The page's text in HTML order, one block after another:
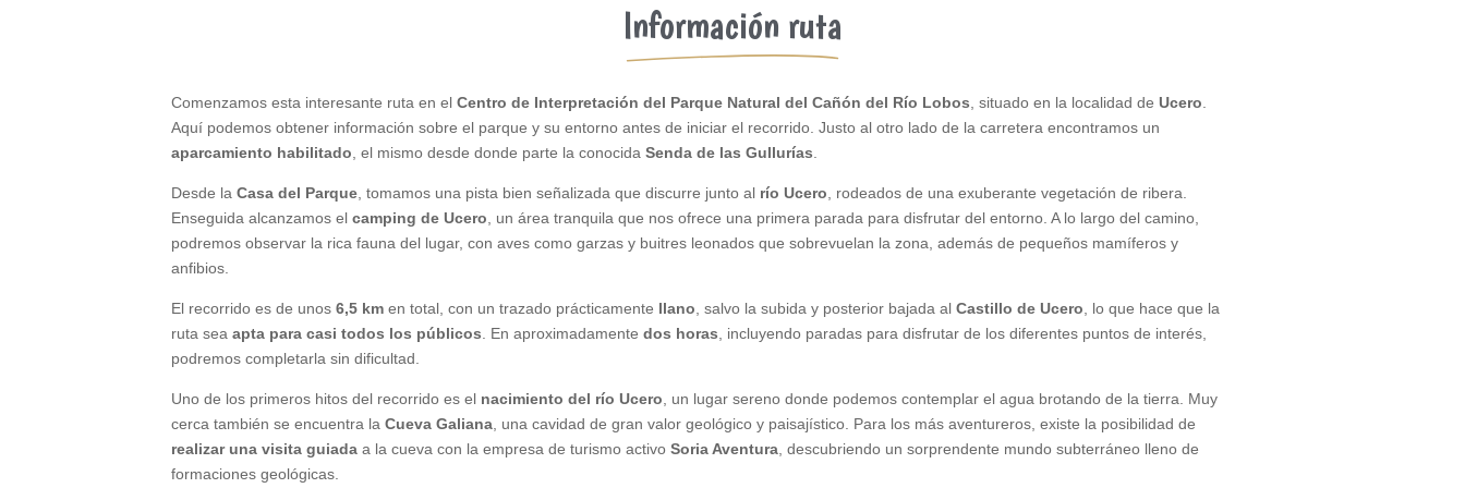
Información ruta
Comenzamos esta interesante ruta en elCentro de Interpretación del Parque Natural del Cañón del Río Lobos , situado en la localidad deUcero
Aquí podemos obtener información sobre el parque y su entorno antes de iniciar el recorrido. Justo al otro lado de la carretera encontramos un
aparcamiento habilitado , el mismo desde donde parte la conocidaSenda de las Gullurías
Desde laCasa del Parque , tomamos una pista bien señalizada que discurre junto al río Ucero , rodeados de una exuberante vegetación de ribera.
Enseguida alcanzamos elcamping de Ucero , un área tranquila que nos ofrece una primera parada para disfrutar del entorno. A lo largo del camino,
podremos observar la rica fauna del lugar, con aves como garzas y buitres leonados que sobrevuelan la zona, además de pequeños mamíferos y
anfibios.
El recorrido es de unos6,5 km en total, con un trazado prácticamente llano , salvo la subida y posterior bajada alCastillo de Ucero , lo que hace que la
ruta seaapta para casi todos los públicos . En aproximadamentedos horas , incluyendo paradas para disfrutar de los diferentes puntos de interés,
podremos completarla sin dificultad.
Uno de los primeros hitos del recorrido es el nacimiento del río Ucero , un lugar sereno donde podemos contemplar el agua brotando de la tierra. Muy
cerca también se encuentra laCueva Galiana , una cavidad de gran valor geológico y paisajístico. Para los más aventureros, existe la posibilidad de
realizar una visita guiada a la cueva con la empresa de turismo activoSoria Aventura , descubriendo un sorprendente mundo subterráneo lleno de
formaciones geológicas.